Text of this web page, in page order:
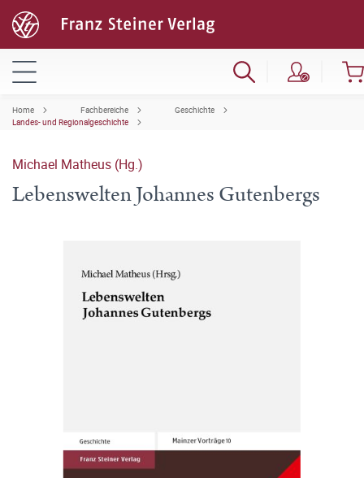
Home Fachbereiche
Geschichte
Landes- und Regionalgeschichte
Michael Matheus (Hg.)
Lebenswelten Johannes Gutenbergs